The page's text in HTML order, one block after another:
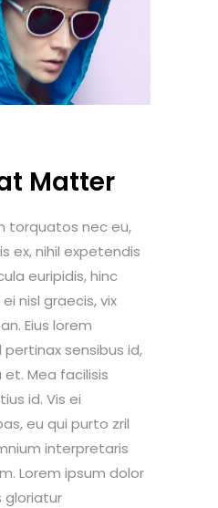
Matter
torquatos nec eu,
ex, nihil expetendis
euripidis, hinc
nisl graecis, vix
Eius lorem
sensibus id,
Mea facilisis
id. Vis ei
eu qui purto zril
interpretaris
Lorem ipsum dolor
gloriatur